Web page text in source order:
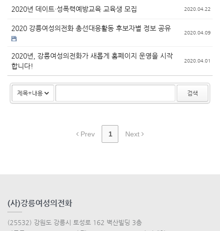
2020년 데이트·성폭력예방교육 교육생 모집 2020.04.22
2020 강릉여성의전화 총선대응활동 후보자별 정보 공유
2020.04.09
2020년, 강릉여성의전화가 새롭게 홈페이지 운영을 시작
합니다!
2020.04.01
검색
Prev 1 Next
(사)강릉여성의전화
(25532) 강원도 강릉시 토성로 162 벽산빌딩 3층